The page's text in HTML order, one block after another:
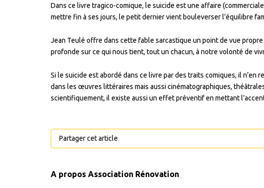
Dans ce livre tragico-comique, le suicide est une affaire
mettre fin à ses jours, le petit dernier vient bouleverser l’équilibre
Jean Teulé offre dans cette fable sarcastique un point de vue
profonde sur ce qui nous tient, tout un chacun, à notre volonté de
Si le suicide est abordé dans ce livre par des traits comiques, il
dans les œuvres littéraires mais aussi cinématographiques,
scientifiquement, il existe aussi un effet préventif en mettant
Partager cet article
A propos Association Rénovation